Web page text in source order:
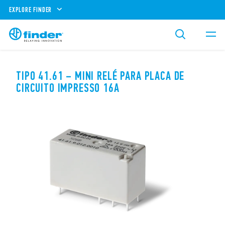
EXPLORE FINDER
TIPO 41.61 – MINI RELÉ PARA PLACA DE
CIRCUITO IMPRESSO 16A